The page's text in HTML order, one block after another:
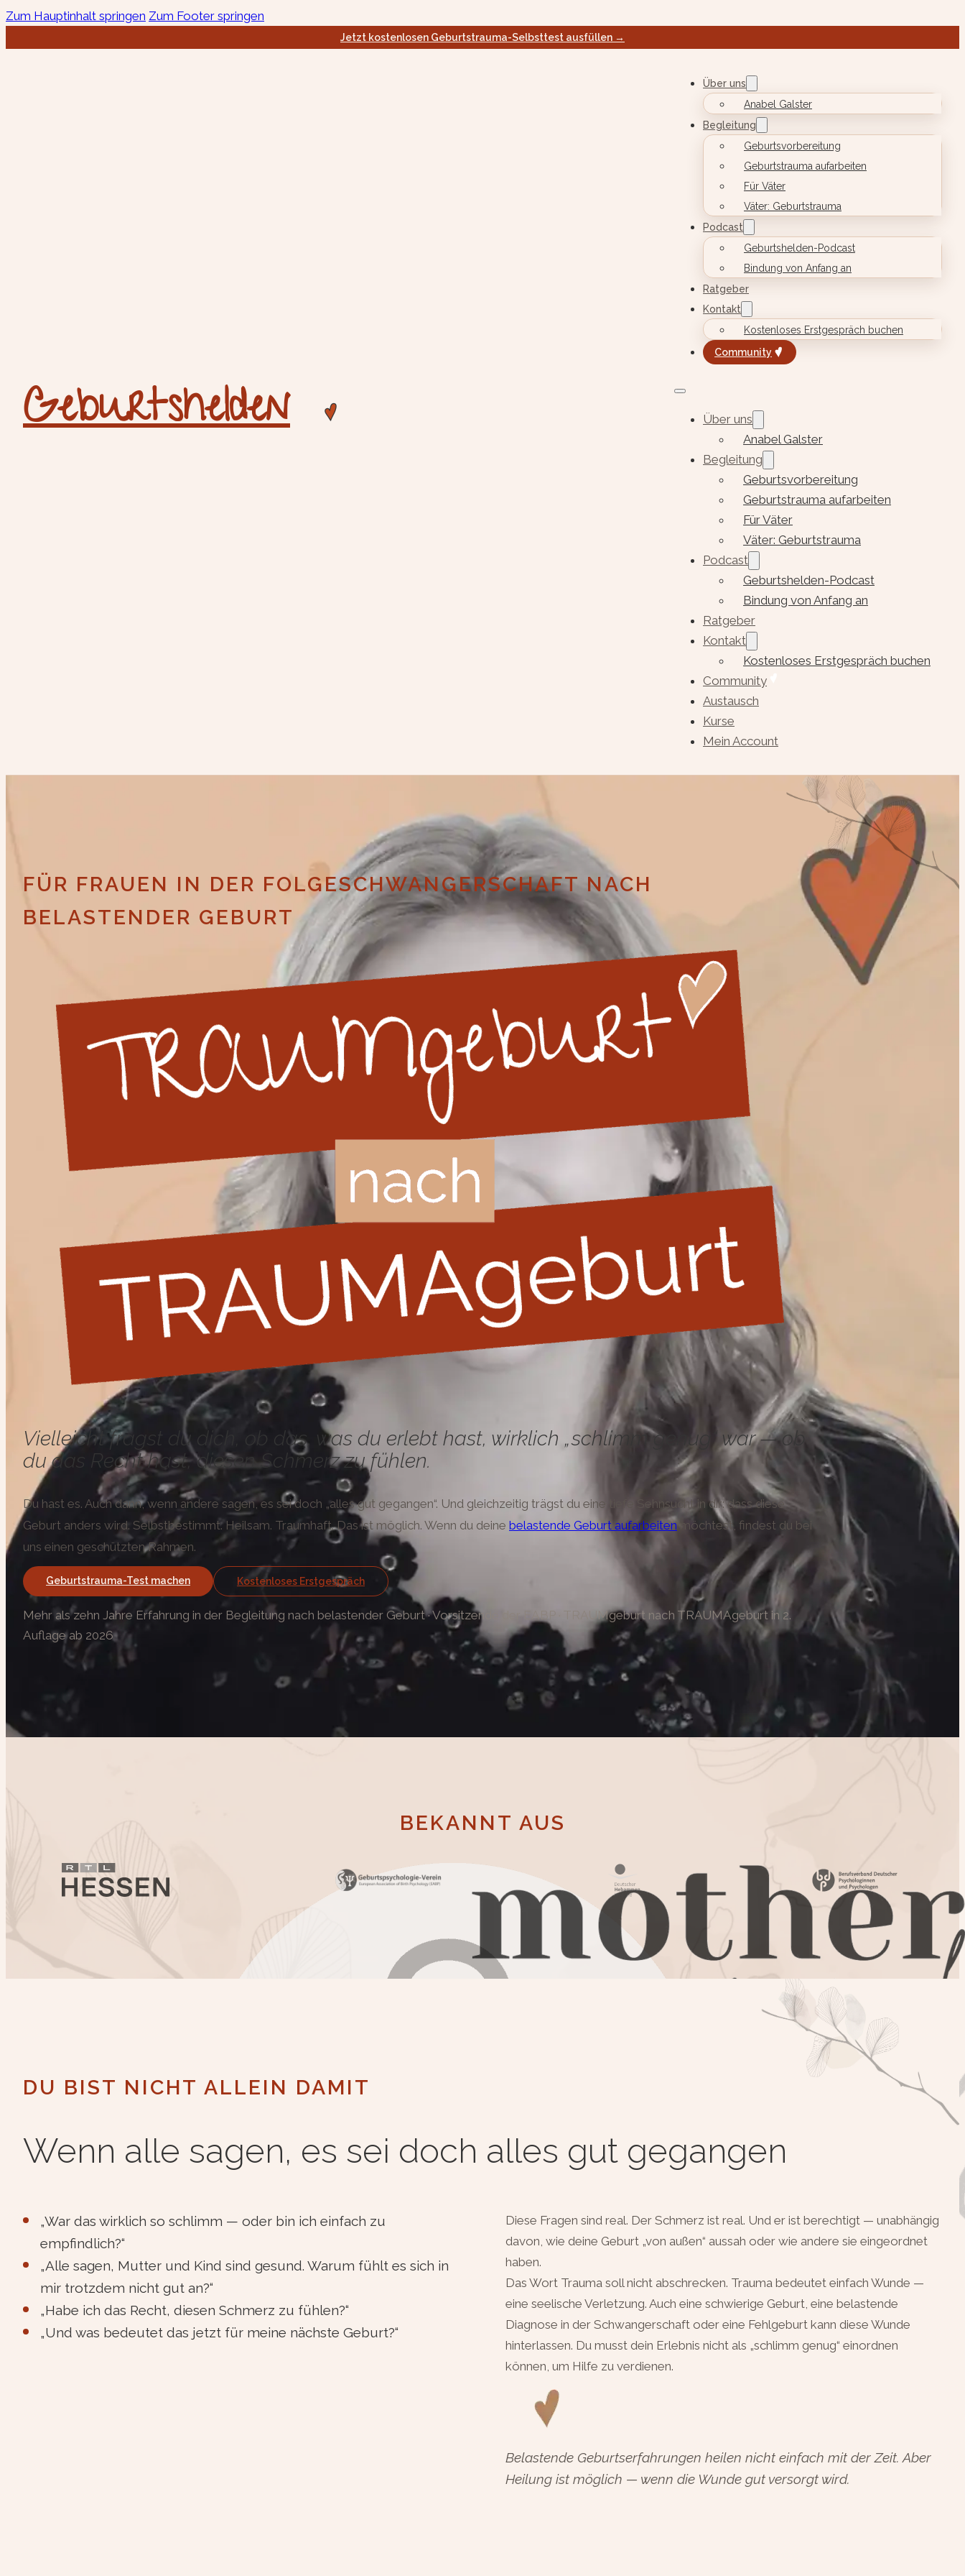
Zum Hauptinhalt springen Zum Footer springen
Jetzt kostenlosen Geburtstrauma-Selbsttest ausfüllen →
Geburtshelden
Über uns
Anabel Galster
Begleitung
Geburtsvorbereitung
Geburtstrauma aufarbeiten
Für Väter
Väter: Geburtstrauma
Podcast
Geburtshelden-Podcast
Bindung von Anfang an
Ratgeber
Kontakt
Kostenloses Erstgespräch buchen
Community
Über uns
Anabel Galster
Begleitung
Geburtsvorbereitung
Geburtstrauma aufarbeiten
Für Väter
Väter: Geburtstrauma
Podcast
Geburtshelden-Podcast
Bindung von Anfang an
Ratgeber
Kontakt
Kostenloses Erstgespräch buchen
Community
Austausch
Kurse
Mein Account
FÜR FRAUEN IN DER FOLGESCHWANGERSCHAFT NACH
BELASTENDER GEBURT
Vielleicht fragst du dich, ob das, was du erlebt hast, wirklich „schlimm genug“ war — ob
du das Recht hast, diesen Schmerz zu fühlen.
Du hast es. Auch dann, wenn andere sagen, es sei doch „alles gut gegangen“. Und gleichzeitig trägst du eine tiefe Sehnsucht in dir: dass diese
Geburt anders wird. Selbstbestimmt. Heilsam. Traumhaft. Das ist möglich. Wenn du deine belastende Geburt aufarbeiten möchtest, findest du bei
uns einen geschützten Rahmen.
Geburtstrauma-Test machen Kostenloses Erstgespräch
Mehr als zehn Jahre Erfahrung in der Begleitung nach belastender Geburt · Vorsitzende der EABP · TRAUMgeburt nach TRAUMAgeburt in 2.
Auflage ab 2026
BEKANNT AUS
DU BIST NICHT ALLEIN DAMIT
Wenn alle sagen, es sei doch alles gut gegangen
„War das wirklich so schlimm — oder bin ich einfach zu
empfindlich?“
„Alle sagen, Mutter und Kind sind gesund. Warum fühlt es sich in
mir trotzdem nicht gut an?“
„Habe ich das Recht, diesen Schmerz zu fühlen?“
„Und was bedeutet das jetzt für meine nächste Geburt?“
Diese Fragen sind real. Der Schmerz ist real. Und er ist berechtigt — unabhängig
davon, wie deine Geburt „von außen“ aussah oder wie andere sie eingeordnet
haben.
Das Wort Trauma soll nicht abschrecken. Trauma bedeutet einfach Wunde —
eine seelische Verletzung. Auch eine schwierige Geburt, eine belastende
Diagnose in der Schwangerschaft oder eine Fehlgeburt kann diese Wunde
hinterlassen. Du musst dein Erlebnis nicht als „schlimm genug“ einordnen
können, um Hilfe zu verdienen.
Belastende Geburtserfahrungen heilen nicht einfach mit der Zeit. Aber
Heilung ist möglich — wenn die Wunde gut versorgt wird.